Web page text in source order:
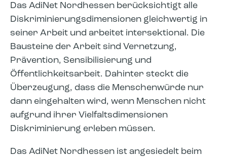
Das AdiNet Nordhessen berücksichtigt alle
Diskriminierungsdimensionen gleichwertig in
seiner Arbeit und arbeitet intersektional. Die
Bausteine der Arbeit sind Vernetzung,
Prävention, Sensibilisierung und
Öffentlichkeitsarbeit. Dahinter steckt die
Überzeugung, dass die Menschenwürde nur
dann eingehalten wird, wenn Menschen nicht
aufgrund ihrer Vielfaltsdimensionen
Diskriminierung erleben müssen.
Das AdiNet Nordhessen ist angesiedelt beim